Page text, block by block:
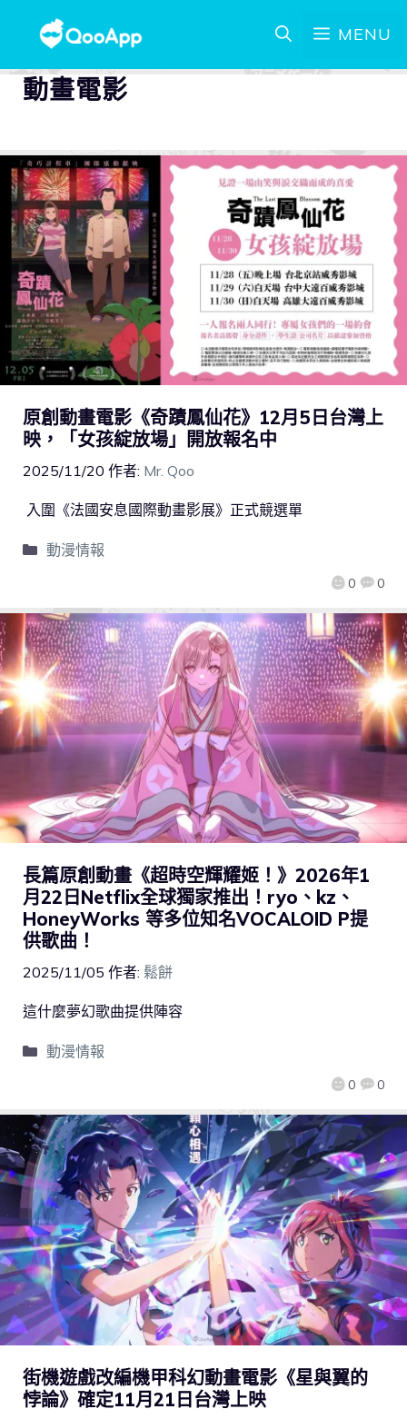
MENU
動畫電影
原創動畫電影《奇蹟鳳仙花》12月5日台灣上
映，「女孩綻放場」開放報名中
2025/11/20 作者: Mr. Qoo
0 0
入圍《法國安息國際動畫影展》正式競選單
動漫情報
長篇原創動畫《超時空輝耀姬！》2026年1
月22日Netflix全球獨家推出！ryo、kz、
HoneyWorks 等多位知名VOCALOID P提
供歌曲！
2025/11/05 作者: 鬆餅
0 0
這什麼夢幻歌曲提供陣容
動漫情報
街機遊戲改編機甲科幻動畫電影《星與翼的
悖論》確定11月21日台灣上映